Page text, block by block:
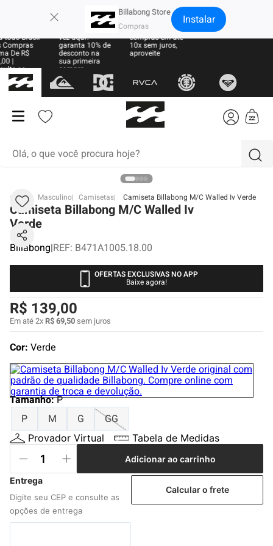
Billabong Store Instalar
todo Brasil
De R$
|
as
Sua primeira
vez aqui?
garanta 10% de
desconto na
sua primeira
compra
Parcele suas
compras em até
10x sem juros,
aproveite
BB Masculino Camisetas Camiseta Billabong M/C Walled Iv Verde
Camiseta Billabong M/C Walled Iv
Verde
Billabong|REF: B471A1005.18.00
OFERTAS EXCLUSIVAS NO APP
Baixe agora!
R$ 139,00
Em até2xR$69,50sem juros
Cor: Verde
Tamanho:P
P
M G GG
Provador Virtual Tabela de Medidas
Adicionar ao carrinho
Calcular o frete
termos mais buscados
1º
moletom
2º
boné
5º
camiseta
6º
bermuda
jaqueta
8º
carteira
9º
mochila
10º chinelo